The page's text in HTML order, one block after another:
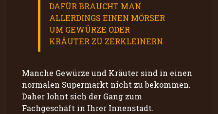
DAFÜR BRAUCHT MAN
ALLERDINGS EINEN MÖRSER
UM GEWÜRZE ODER
KRÄUTER ZU ZERKLEINERN.
Manche Gewürze und Kräuter sind in einen
normalen Supermarkt nicht zu bekommen.
Daher lohnt sich der Gang zum
Fachgeschäft in Ihrer Innenstadt.